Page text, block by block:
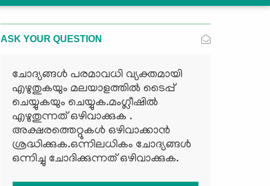
ASK YOUR QUESTION
ചോദ്യങ്ങള്‍ പരമാവധി വ്യക്തമായി
എഴുതുകയും മലയാളത്തില്‍ ടൈപ്പ്
ചെയ്യുകയും ചെയ്യുക.മംഗ്ലീഷില്‍
എഴുതുന്നത് ഒഴിവാക്കുക .
അക്ഷരത്തെറ്റുകള്‍ ഒഴിവാക്കാന്‍
ശ്രദ്ധിക്കുക.ഒന്നിലധികം ചോദ്യങ്ങള്‍
ഒന്നിച്ചു ചോദിക്കുന്നത് ഒഴിവാക്കുക.